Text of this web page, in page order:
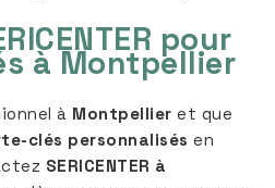
pour
à Montpellier
à Montpellier et que
clés personnalisés en
SERICENTER à